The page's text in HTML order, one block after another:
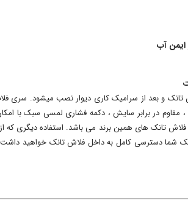
ایمن آب
و بعد از سرامیک کاری دیوار نصب میشود. سری فلات
تانک های همین برند می باشد. استفاده دیگری
شما دسترسی کامل به داخل فلاش تانک خواهید